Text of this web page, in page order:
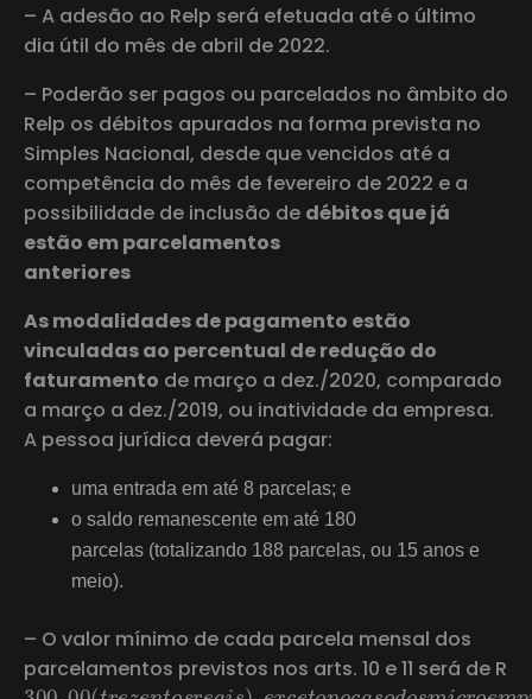
– A adesão ao Relp será efetuada até o último
dia útil do mês de abril de 2022.
– Poderão ser pagos ou parcelados no âmbito do
Relp os débitos apurados na forma prevista no
Simples Nacional, desde que vencidos até a
competência do mês de fevereiro de 2022 e a
possibilidade de inclusão de débitos que já
estão em parcelamentos
anteriores
As modalidades de pagamento estão
vinculadas ao percentual de redução do
faturamento de março a dez./2020, comparado
a março a dez./2019, ou inatividade da empresa.
A pessoa jurídica deverá pagar:
uma entrada em até 8 parcelas; e
o saldo remanescente em até 180
parcelas (totalizando 188 parcelas, ou 15 anos e
meio).
– O valor mínimo de cada parcela mensal dos
parcelamentos previstos nos arts. 10 e 11 será de R
300,00(trezentosreais ),exceton oc asodosm